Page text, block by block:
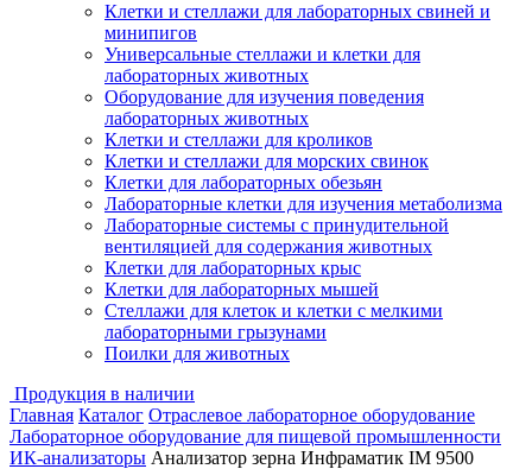
Клетки и стеллажи для лабораторных свиней и
минипигов
Универсальные стеллажи и клетки для
лабораторных животных
Оборудование для изучения поведения
лабораторных животных
Клетки и стеллажи для кроликов
Клетки и стеллажи для морских свинок
Клетки для лабораторных обезьян
Лабораторные клетки для изучения метаболизма
Лабораторные системы с принудительной
вентиляцией для содержания животных
Клетки для лабораторных крыс
Клетки для лабораторных мышей
Стеллажи для клеток и клетки с мелкими
лабораторными грызунами
Поилки для животных
Продукция в наличии
Главная Каталог Отраслевое лабораторное оборудование
Лабораторное оборудование для пищевой промышленности
ИК-анализаторы Анализатор зерна Инфраматик IM 9500